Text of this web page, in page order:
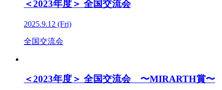
＜2023年度＞ 全国交流会
2025.9.12 (Fri)
全国交流会
＜2023年度＞ 全国交流会 〜MIRARTH賞〜